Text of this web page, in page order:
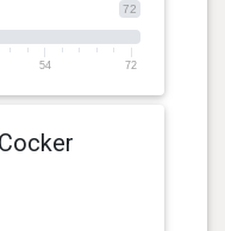
72
54 72